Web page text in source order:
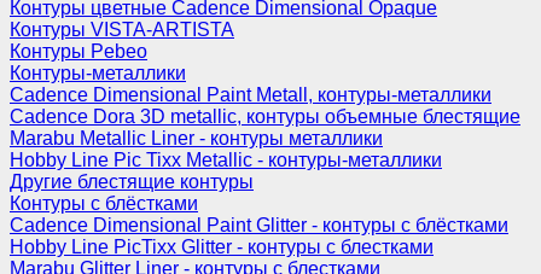
Контуры цветные Cadence Dimensional Opaque
Контуры VISTA-ARTISTA
Контуры Pebeo
Контуры-металлики
Cadence Dimensional Paint Metall, контуры-металлики
Cadence Dora 3D metallic, контуры объемные блестящие
Marabu Metallic Liner - контуры металлики
Hobby Line Pic Tixx Metallic - контуры-металлики
Другие блестящие контуры
Контуры с блёстками
Cadence Dimensional Paint Glitter - контуры с блёстками
Hobby Line PicTixx Glitter - контуры с блестками
Marabu Glitter Liner - контуры с блестками